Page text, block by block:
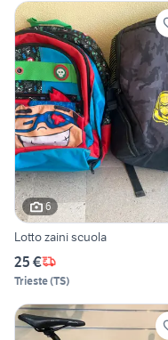
6
Lotto zaini scuola
25 €
Trieste(TS)